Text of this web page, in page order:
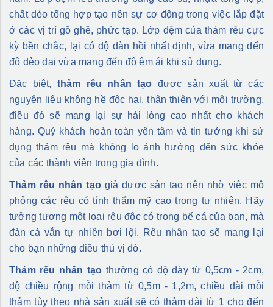
chất dẻo tổng hợp tạo nên sự cơ động trong việc lắp đặt
ở các vị trí gồ ghề, phức tạp. Lớp đệm của thảm rêu cực
kỳ bền chắc, lại có độ đàn hồi nhất định, vừa mang đến
độ dẻo dai vừa mang đến độ êm ái khi sử dụng.
Đặc biệt, thảm rêu nhân tạo được sản xuất từ các
nguyên liệu không hề độc hại, thân thiện với môi trường,
điều đó sẽ mang lại sự hài lòng cao nhất cho khách
hàng. Quý khách hoàn toàn yên tâm và tin tưởng khi sử
dụng thảm rêu mà không lo ảnh hưởng đến sức khỏe
của các thành viên trong gia đình.
Thảm rêu nhân tạo giả được sản tạo nên nhờ việc mô
phỏng các rêu có tính thẩm mỹ cao trong tự nhiên. Hãy
tưởng tượng một loại rêu độc có trong bể cá của bạn, mà
đàn cá vẫn tự nhiên bơi lội. Rêu nhân tạo sẽ mang lại
cho bạn những điều thú vị đó.
Thảm rêu nhân tạo thường có độ dày từ 0,5cm - 2cm,
độ chiều rộng mỗi thảm từ 0,5m - 1,2m, chiều dài mỗi
thảm tùy theo nhà sản xuất sẽ có thảm dài từ 1 cho đến